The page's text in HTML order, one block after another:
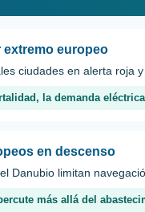
extremo europeo
ciudades en alerta roja
la demanda
en descenso
Danubio limitan
más allá del